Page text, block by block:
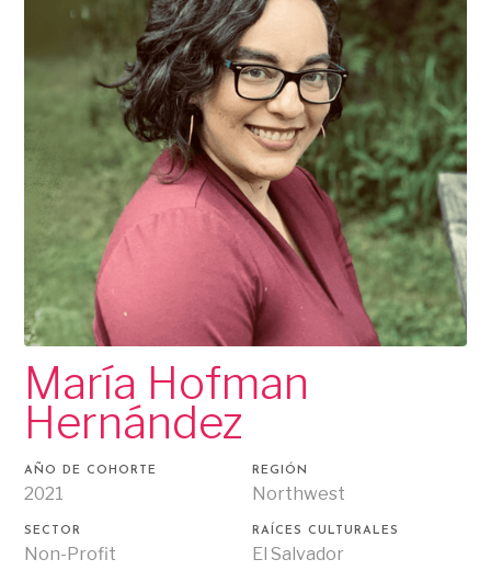
María Hofman
Hernández
AÑO DE COHORTE
2021
REGIÓN
Northwest
SECTOR
Non-Profit
RAÍCES CULTURALES
El Salvador